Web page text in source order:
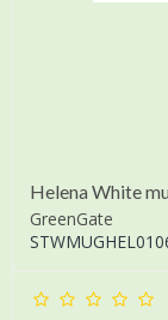
Helena White
GreenGate